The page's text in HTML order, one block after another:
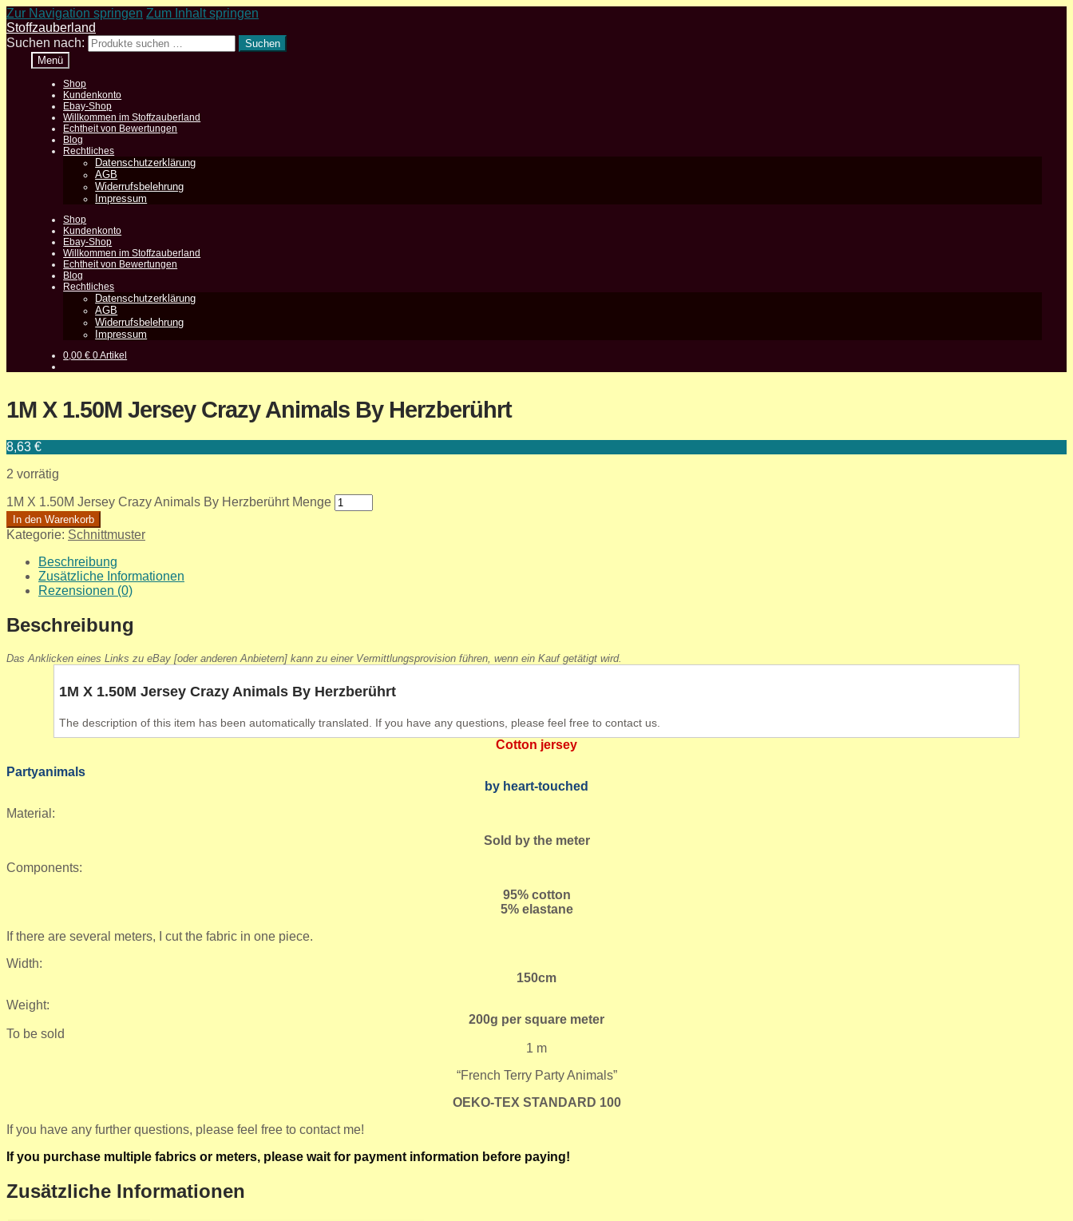
Zur Navigation springen Zum Inhalt springen
Stoffzauberland
Suchen nach:
Suchen
Menü
Shop
Kundenkonto
Ebay-Shop
Willkommen im Stoffzauberland
Echtheit von Bewertungen
Blog
Rechtliches
Datenschutzerklärung
AGB
Widerrufsbelehrung
Impressum
Shop
Kundenkonto
Ebay-Shop
Willkommen im Stoffzauberland
Echtheit von Bewertungen
Blog
Rechtliches
Datenschutzerklärung
AGB
Widerrufsbelehrung
Impressum
0,00€ 0 Artikel
1M X 1.50M Jersey Crazy Animals By Herzberührt
8,63 €
2 vorrätig
1M X 1.50M Jersey Crazy Animals By Herzberührt Menge
In den Warenkorb
Kategorie: Schnittmuster
Beschreibung
Zusätzliche Informationen
Rezensionen (0)
Beschreibung
Das Anklicken eines Links zu eBay [oder anderen Anbietern] kann zu einer Vermittlungsprovision führen, wenn ein Kauf getätigt wird.
1M X 1.50M Jersey Crazy Animals By Herzberührt
The description of this item has been automatically translated. If you have any questions, please feel free to contact us.
Cotton jersey
Partyanimals
by heart-touched
Material:
Sold by the meter
Components:
95% cotton
5% elastane
If there are several meters, I cut the fabric in one piece.
Width:
150cm
Weight:
200g per square meter
To be sold
1 m
“French Terry Party Animals”
OEKO-TEX STANDARD 100
If you have any further questions, please feel free to contact me!
If you purchase multiple fabrics or meters, please wait for payment information before paying!
Zusätzliche Informationen